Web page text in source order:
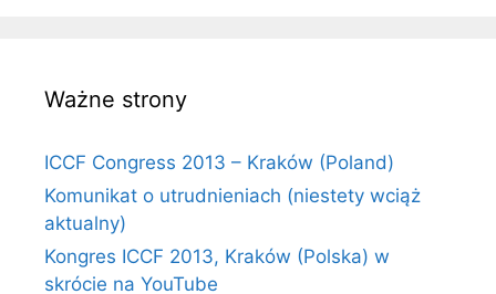
Ważne strony
ICCF Congress 2013 – Kraków (Poland)
Komunikat o utrudnieniach (niestety wciąż
aktualny)
Kongres ICCF 2013, Kraków (Polska) w
skrócie na YouTube